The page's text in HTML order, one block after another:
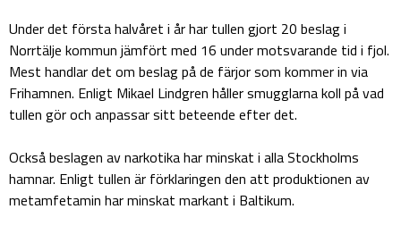
Under det första halvåret i år har tullen gjort 20 beslag i
Norrtälje kommun jämfört med 16 under motsvarande tid i fjol.
Mest handlar det om beslag på de färjor som kommer in via
Frihamnen. Enligt Mikael Lindgren håller smugglarna koll på vad
tullen gör och anpassar sitt beteende efter det.
Också beslagen av narkotika har minskat i alla Stockholms
hamnar. Enligt tullen är förklaringen den att produktionen av
metamfetamin har minskat markant i Baltikum.